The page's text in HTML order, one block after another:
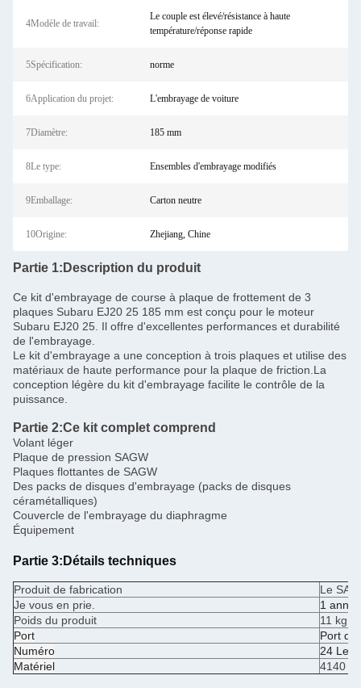
4Modèle de travail:
Le couple est élevé/résistance à haute
température/réponse rapide
5Spécification: norme
6Application du projet: L'embrayage de voiture
7Diamètre: 185 mm
8Le type: Ensembles d'embrayage modifiés
9Emballage: Carton neutre
10Origine: Zhejiang, Chine
Partie 1: Description du produit
Ce kit d'embrayage de course à plaque de frottement de 3
plaques Subaru EJ20 25 185 mm est conçu pour le moteur
Subaru EJ20 25. Il offre d'excellentes performances et durabilité
de l'embrayage.
Le kit d'embrayage a une conception à trois plaques et utilise des
matériaux de haute performance pour la plaque de friction.La
conception légère du kit d'embrayage facilite le contrôle de la
puissance.
Partie 2:Ce kit complet comprend
Volant léger
Plaque de pression SAGW
Plaques flottantes de SAGW
Des packs de disques d'embrayage (packs de disques
céramétalliques)
Couvercle de l'embrayage du diaphragme
Équipement
Partie 3: Détails techniques
Produit de fabrication
Le
Je vous en prie.
1 année
Poids du produit
11 kg
Port
Port de
Numéro
24 Les
Matériel
4140